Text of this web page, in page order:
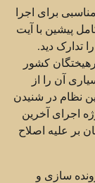
برای اجرا
پیشین با آیت
تدارک دید.
کشور
آن را از
نظام در شنیدن
اجرای آخرین
بر علیه اصلاح
سازی و